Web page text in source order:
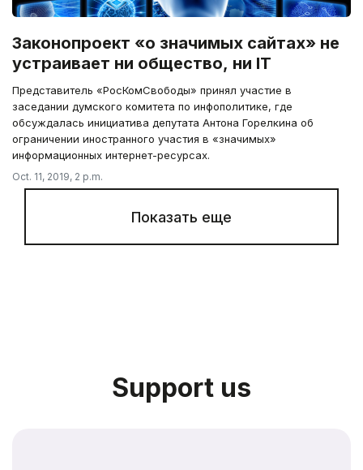
Законопроект «о значимых сайтах» не
устраивает ни общество, ни IT
Представитель «РосКомСвободы» принял участие в
заседании думского комитета по инфополитике, где
обсуждалась инициатива депутата Антона Горелкина об
ограничении иностранного участия в «значимых»
информационных интернет-ресурсах.
Oct. 11, 2019, 2 p.m.
Показать еще
Support us